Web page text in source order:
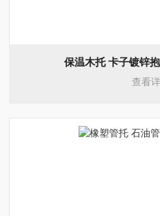
保温木托 卡子镀锌
查看